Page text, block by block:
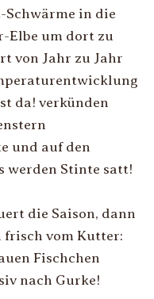
Schwärme in die
Elbe um dort zu
von Jahr zu Jahr
da! verkünden
und auf den
werden Stinte satt!
die Saison, dann
frisch vom Kutter:
Fischchen
nach Gurke!